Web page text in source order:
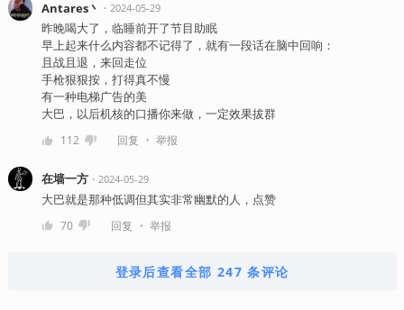
Antares丶 ・ 2024-05-29
昨晚喝大了，临睡前开了节目助眠
早上起来什么内容都不记得了，就有一段话在脑中回响：
且战且退，来回走位
手枪狠狠按，打得真不慢
有一种电梯广告的美
大巴，以后机核的口播你来做，一定效果拔群
112 回复 ・ 举报
在墙一方・ 2024-05-29
大巴就是那种低调但其实非常幽默的人，点赞
70 回复 ・ 举报
登录后查看全部 247 条评论